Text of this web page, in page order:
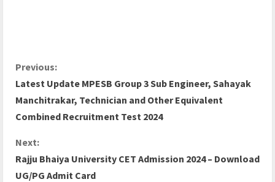
Previous:
Latest Update MPESB Group 3 Sub Engineer, Sahayak
Manchitrakar, Technician and Other Equivalent
Combined Recruitment Test 2024
Next:
Rajju Bhaiya University CET Admission 2024 – Download
UG/PG Admit Card